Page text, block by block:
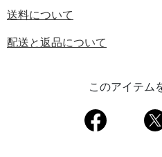
送料について
配送と返品について
このアイテム